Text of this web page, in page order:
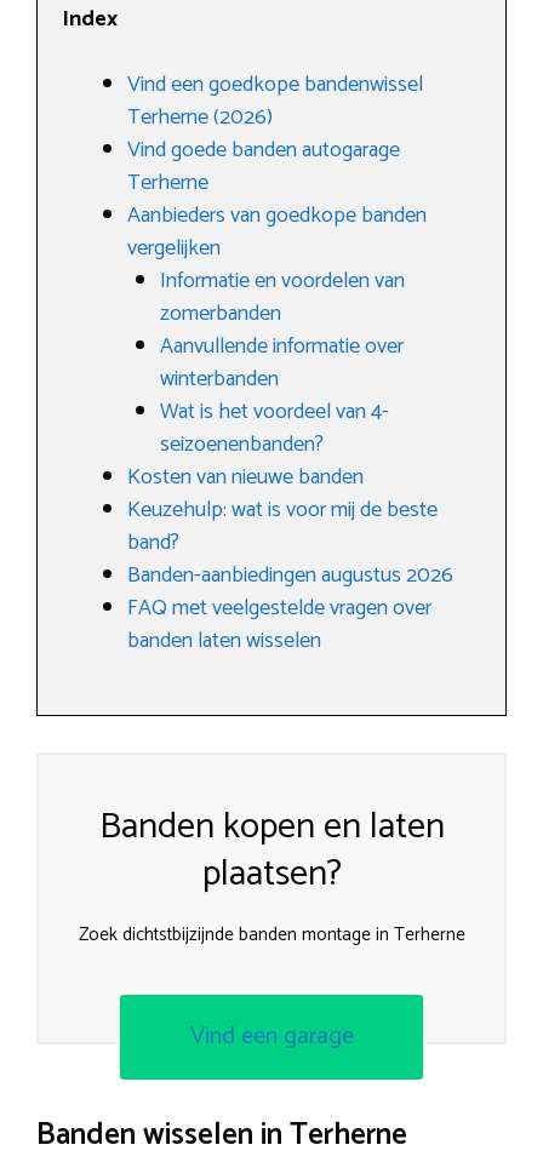
Index
Vind een goedkope bandenwissel
Terherne (2026)
Vind goede banden autogarage
Terherne
Aanbieders van goedkope banden
vergelijken
Informatie en voordelen van
zomerbanden
Aanvullende informatie over
winterbanden
Wat is het voordeel van 4-
seizoenenbanden?
Kosten van nieuwe banden
Keuzehulp: wat is voor mij de beste
band?
Banden-aanbiedingen augustus 2026
FAQ met veelgestelde vragen over
banden laten wisselen
Banden kopen en laten
plaatsen?
Zoek dichtstbijzijnde banden montage in Terherne
Vind een garage
Banden wisselen in Terherne